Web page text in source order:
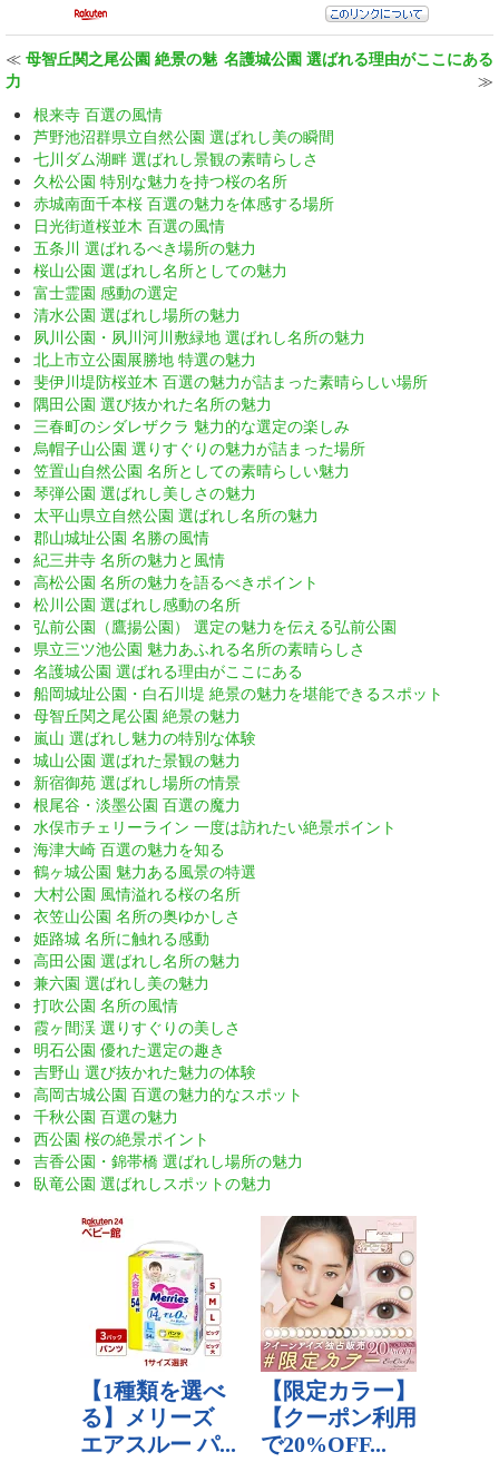
≪ 母智丘関之尾公園 絶景の魅
力
名護城公園 選ばれる理由がここにある
≫
根来寺 百選の風情
芦野池沼群県立自然公園 選ばれし美の瞬間
七川ダム湖畔 選ばれし景観の素晴らしさ
久松公園 特別な魅力を持つ桜の名所
赤城南面千本桜 百選の魅力を体感する場所
日光街道桜並木 百選の風情
五条川 選ばれるべき場所の魅力
桜山公園 選ばれし名所としての魅力
富士霊園 感動の選定
清水公園 選ばれし場所の魅力
夙川公園・夙川河川敷緑地 選ばれし名所の魅力
北上市立公園展勝地 特選の魅力
斐伊川堤防桜並木 百選の魅力が詰まった素晴らしい場所
隅田公園 選び抜かれた名所の魅力
三春町のシダレザクラ 魅力的な選定の楽しみ
烏帽子山公園 選りすぐりの魅力が詰まった場所
笠置山自然公園 名所としての素晴らしい魅力
琴弾公園 選ばれし美しさの魅力
太平山県立自然公園 選ばれし名所の魅力
郡山城址公園 名勝の風情
紀三井寺 名所の魅力と風情
高松公園 名所の魅力を語るべきポイント
松川公園 選ばれし感動の名所
弘前公園（鷹揚公園） 選定の魅力を伝える弘前公園
県立三ツ池公園 魅力あふれる名所の素晴らしさ
名護城公園 選ばれる理由がここにある
船岡城址公園・白石川堤 絶景の魅力を堪能できるスポット
母智丘関之尾公園 絶景の魅力
嵐山 選ばれし魅力の特別な体験
城山公園 選ばれた景観の魅力
新宿御苑 選ばれし場所の情景
根尾谷・淡墨公園 百選の魔力
水俣市チェリーライン 一度は訪れたい絶景ポイント
海津大崎 百選の魅力を知る
鶴ヶ城公園 魅力ある風景の特選
大村公園 風情溢れる桜の名所
衣笠山公園 名所の奥ゆかしさ
姫路城 名所に触れる感動
高田公園 選ばれし名所の魅力
兼六園 選ばれし美の魅力
打吹公園 名所の風情
霞ヶ間渓 選りすぐりの美しさ
明石公園 優れた選定の趣き
吉野山 選び抜かれた魅力の体験
高岡古城公園 百選の魅力的なスポット
千秋公園 百選の魅力
西公園 桜の絶景ポイント
吉香公園・錦帯橋 選ばれし場所の魅力
臥竜公園 選ばれしスポットの魅力